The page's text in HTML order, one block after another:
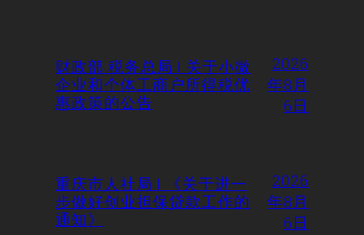
财政部 税务总局 | 关于小微
企业和个体工商户所得税优
惠政策的公告
2026
年8月
6日
重庆市人社局 | 《关于进一
步做好创业担保贷款工作的
通知》
2026
年8月
6日